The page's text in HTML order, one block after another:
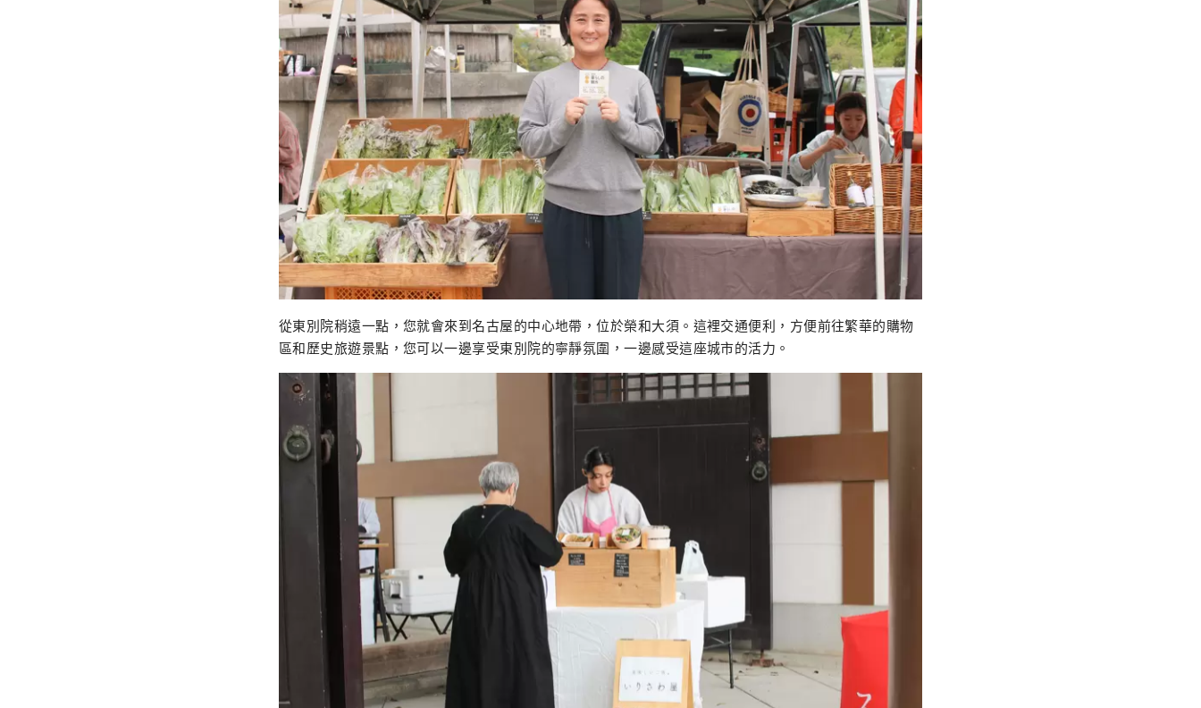
從東別院稍遠一點，您就會來到名古屋的中心地帶，位於榮和大須。這裡交通便利，方便前往繁華的購物
區和歷史旅遊景點，您可以一邊享受東別院的寧靜氛圍，一邊感受這座城市的活力。